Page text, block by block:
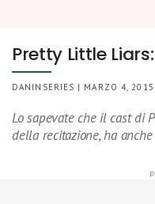
Pretty Little
DANINSERIES | MARZO 4, 2015
Lo sapevate che il cast di
della recitazione, ha